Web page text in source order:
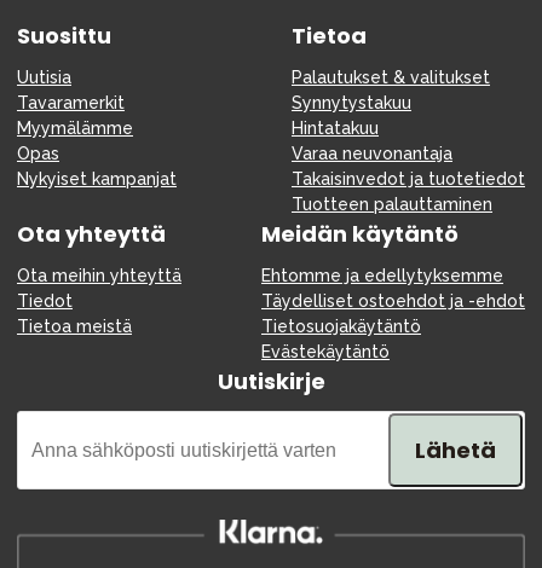
Suosittu
Uutisia
Tavaramerkit
Myymälämme
Opas
Nykyiset kampanjat
Tietoa
Palautukset & valitukset
Synnytystakuu
Hintatakuu
Varaa neuvonantaja
Takaisinvedot ja tuotetiedot
Tuotteen palauttaminen
Ota yhteyttä
Ota meihin yhteyttä
Tiedot
Tietoa meistä
Meidän käytäntö
Ehtomme ja edellytyksemme
Täydelliset ostoehdot ja -ehdot
Tietosuojakäytäntö
Evästekäytäntö
Uutiskirje
Lähetä